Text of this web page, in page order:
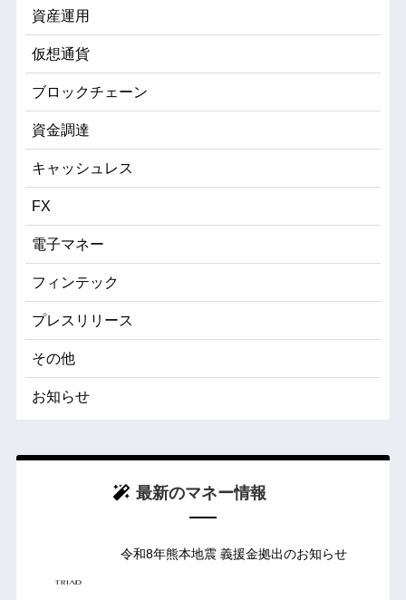
資産運用
仮想通貨
ブロックチェーン
資金調達
キャッシュレス
FX
電子マネー
フィンテック
プレスリリース
その他
お知らせ
最新のマネー情報
令和8年熊本地震 義援金拠出のお知らせ